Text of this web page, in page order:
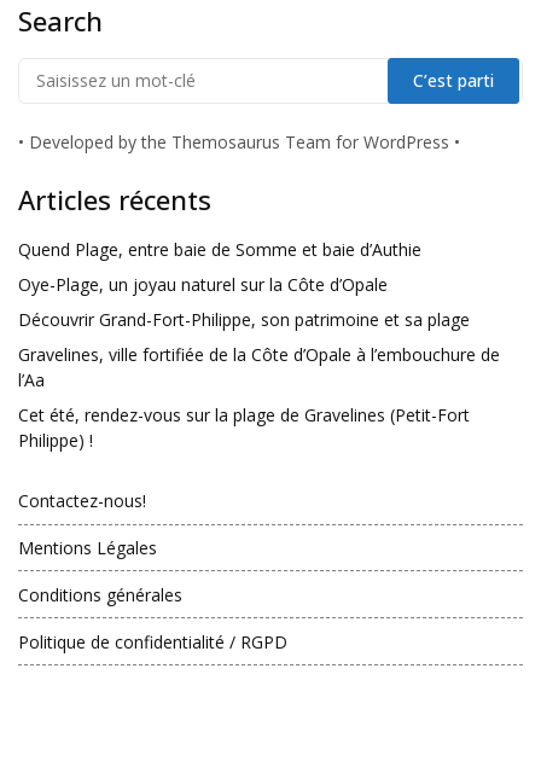
Search
• Developed by the Themosaurus Team for WordPress •
Articles récents
Quend Plage, entre baie de Somme et baie d’Authie
Oye-Plage, un joyau naturel sur la Côte d’Opale
Découvrir Grand-Fort-Philippe, son patrimoine et sa plage
Gravelines, ville fortifiée de la Côte d’Opale à l’embouchure de
l’Aa
Cet été, rendez-vous sur la plage de Gravelines (Petit-Fort
Philippe) !
Contactez-nous!
Mentions Légales
Conditions générales
Politique de confidentialité / RGPD